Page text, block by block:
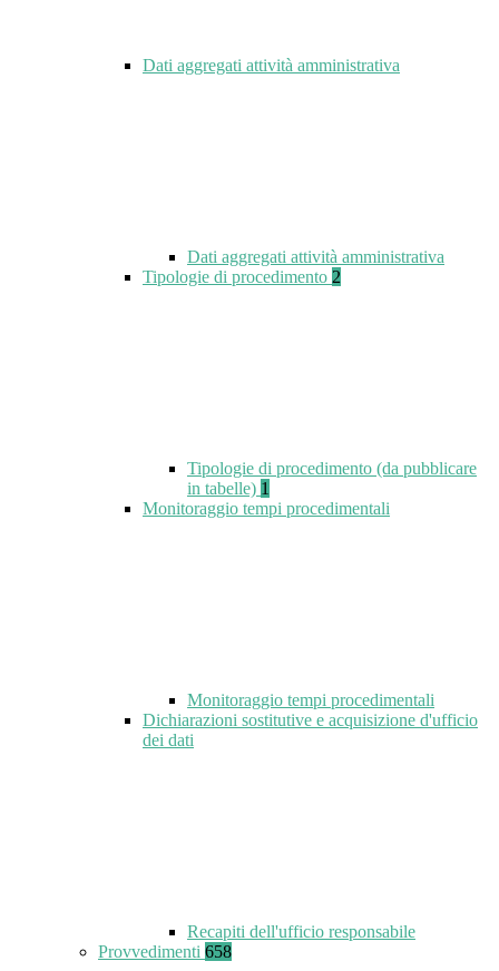
Dati aggregati attività amministrativa
Dati aggregati attività amministrativa
Tipologie di procedimento 2
Tipologie di procedimento (da pubblicare
in tabelle) 1
Monitoraggio tempi procedimentali
Monitoraggio tempi procedimentali
Dichiarazioni sostitutive e acquisizione d'ufficio
dei dati
Recapiti dell'ufficio responsabile
Provvedimenti 658